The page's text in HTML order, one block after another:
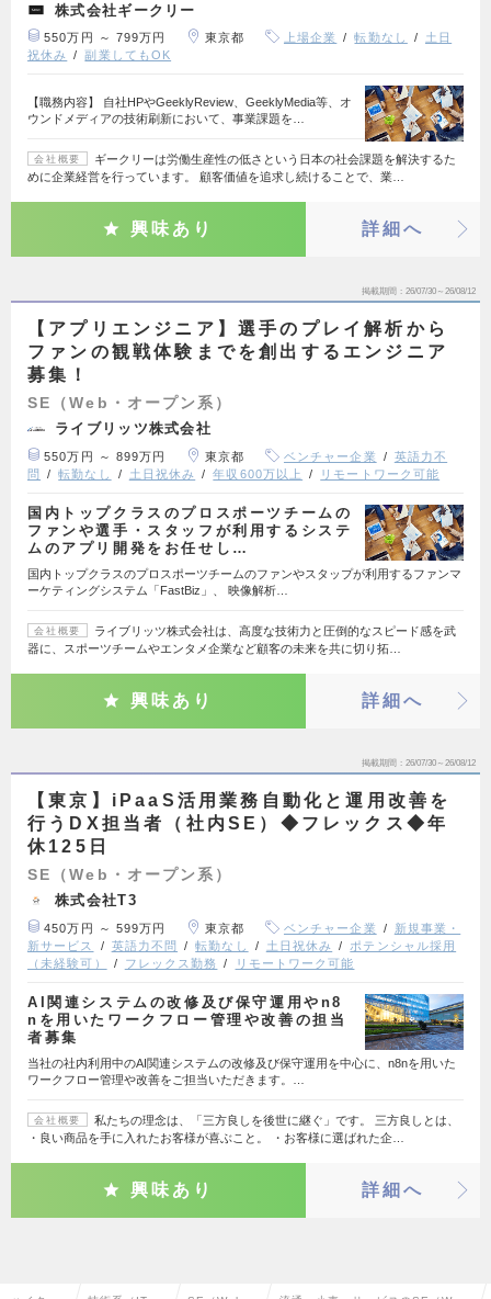
株式会社ギークリー
550万円 ～ 799万円 東京都 上場企業 転勤なし
土日
祝休み
副業してもOK
【職務内容】 自社HPやGeeklyReview、GeeklyMedia等、オ
ウンドメディアの技術刷新において、事業課題を…
会社概要
ギークリーは労働生産性の低さという日本の社会課題を解決するた
めに企業経営を行っています。 顧客価値を追求し続けることで、業…
興味あり 詳細へ
掲載期間 26/07/30～26/08/12
【アプリエンジニア】選手のプレイ解析から
ファンの観戦体験までを創出するエンジニア
募集！
SE（Web・オープン系）
ライブリッツ株式会社
550万円 ～ 899万円 東京都 ベンチャー企業
英語力不
問
転勤なし 土日祝休み 年収600万以上 リモートワーク可能
国内トップクラスのプロスポーツチームの
ファンや選手・スタッフが利用するシステ
ムのアプリ開発をお任せし…
国内トップクラスのプロスポーツチームのファンやスタップが利用するファンマ
ーケティングシステム「FastBiz」、 映像解析…
会社概要
ライブリッツ株式会社は、高度な技術力と圧倒的なスピード感を武
器に、スポーツチームやエンタメ企業など顧客の未来を共に切り拓…
興味あり 詳細へ
掲載期間 26/07/30～26/08/12
【東京】iPaaS活用業務自動化と運用改善を
行うDX担当者（社内SE）◆フレックス◆年
休125日
SE（Web・オープン系）
株式会社T3
450万円 ～ 599万円 東京都 ベンチャー企業
新規事業・
新サービス
英語力不問 転勤なし 土日祝休み
ポテンシャル採用
（未経験可）
フレックス勤務 リモートワーク可能
AI関連システムの改修及び保守運用やn8
nを用いたワークフロー管理や改善の担当
者募集
当社の社内利用中のAI関連システムの改修及び保守運用を中心に、n8nを用いた
ワークフロー管理や改善をご担当いただきます。…
会社概要
私たちの理念は、「三方良しを後世に継ぐ」です。 三方良しとは、
・良い商品を手に入れたお客様が喜ぶこと。 ・お客様に選ばれた企…
興味あり 詳細へ